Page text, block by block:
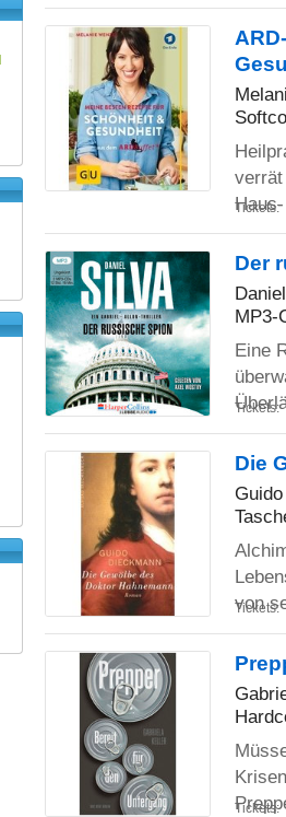
Tickets:
Der
MP3-
Eine
Tickets:
Die
von
Tickets:
Tickets: